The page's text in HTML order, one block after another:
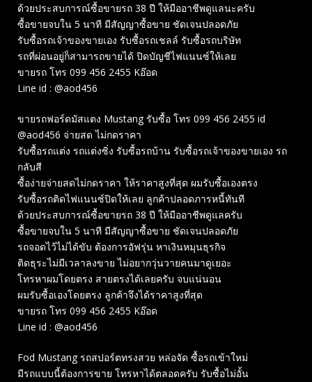
ด้วยประสบการณ์ซื้อขายรถ 38 ปี ให้มืออาชีพดูแลนะครับ
ซื้อขายจบใน 5 นาที มีสัญญาซื้อขาย ชัดเจนปลอดภัย
รับซื้อรถเจ้าของขายเอง รับซื้อรถเชลล์ รับซื้อรถบริษัท
รถที่ผ่อนอยู่ก็สามารถขายได้ ปิดบัญชีไฟแนนซ์ให้เลย
ขายรถ โทร 099 456 2455 Kอ๊อด
Line id : @aod456
ขายรถฟอร์ดมัสแตง Mustang รับซื้อ โทร 099 456 2455 id
@aod456 จ่ายสด ไม่กดราคา
รับซื้อรถแต่ง รถแต่งซิ่ง รับซื้อรถบ้าน รับซื้อรถเจ้าของขายเอง รถ
กลับสี
ซื้อง่ายจ่ายสดไม่กดราคา ให้ราคาสูงที่สุด ผมรับซื้อเองตรง
รับซื้อรถติดไฟแนนซ์ปิดให้เลย ลูกค้าปลอดภารหนี้ทันที
ด้วยประสบการณ์ซื้อขายรถ 38 ปี ให้มืออาชีพดูแลครับ
ซื้อขายจบใน 5 นาที มีสัญญาซื้อขาย ชัดเจนปลอดภัย
รถจอดไว้ไม่ได้ขับ ต้องการอัฟรุ่น หาเงินหมุนธุรกิจ
ติดธุระไม่มีเวลาลงขาย ไม่อยากวุ่นวายคนมาดูเยอะ
โทรหาผมโดยตรง สายตรงได้เลยครับ จบแน่นอน
ผมรับซื้อเองโดยตรง ลูกค้าจึงได้ราคาสูงที่สุด
ขายรถ โทร 099 456 2455 Kอ๊อด
Line id : @aod456
Fod Mustang รถสปอร์ตทรงสวย หล่อจัด ซื้อรถเข้าใหม่
มีรถแบบนี้ต้องการขาย โทรหาได้ตลอดครับ รับซื้อไม่อั้น